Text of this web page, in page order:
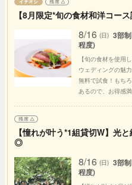
【8月限定*旬の食材和洋コー
8/16 (日) 3部
程度)
【旬の食材を使用
ウェディングの魅
無料で試食！もち
あるので、お得感
【憧れが叶う*1組貸切W】光
◎
8/16 (日) 3部
程度)